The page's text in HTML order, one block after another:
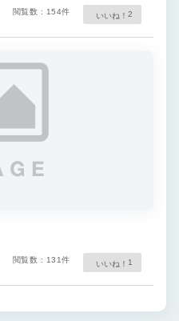
閲覧数 : 154件 2
閲覧数 : 131件 1